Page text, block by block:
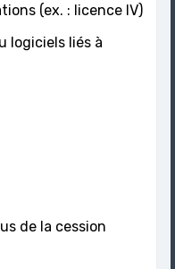
(ex. : licence IV)
logiciels liés à
de la cession